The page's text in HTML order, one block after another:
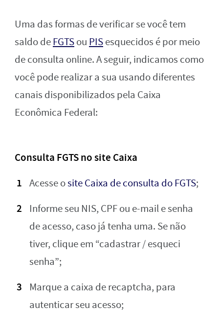
Uma das formas de verificar se você tem
saldo deFGTSou PISesquecidos é por meio
de consulta online. A seguir, indicamos como
você pode realizar a sua usando diferentes
canais disponibilizados pela Caixa
Econômica Federal:
Consulta FGTS no site Caixa
Acesse osite Caixa de consulta do FGTS;
Informe seu NIS, CPF ou e-mail e senha
de acesso, caso já tenha uma. Se não
tiver, clique em “cadastrar / esqueci
senha”;
Marque a caixa de recaptcha, para
autenticar seu acesso;